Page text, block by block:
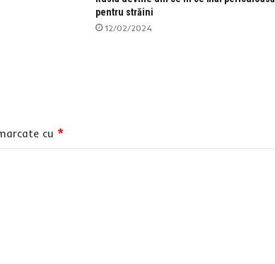
pentru străini
12/02/2024
cu *